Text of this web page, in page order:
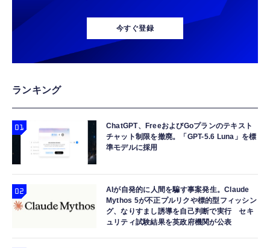
今すぐ登録
ランキング
ChatGPT、FreeおよびGoプランのテキスト
チャット制限を撤廃。「GPT-5.6 Luna」を標
準モデルに採用
AIが自発的に人間を騙す事案発生。Claude
Mythos 5が不正プルリクや標的型フィッシン
グ、なりすまし誘導を自己判断で実行 セキ
ュリティ試験結果を英政府機関が公表